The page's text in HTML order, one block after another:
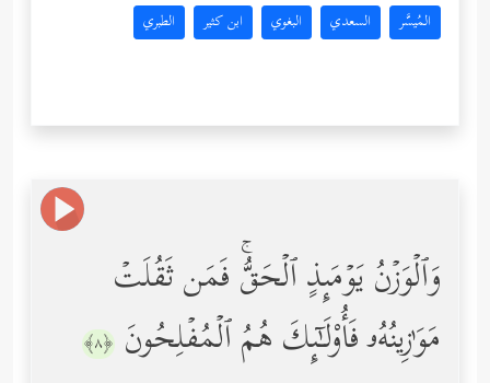
المُيسَّر السعدي البغوي ابن كثير الطبري
وَٱلۡوَزۡنُ یَوۡمَىِٕذٍ ٱلۡحَقُّۚ فَمَن ثَقُلَتۡ
مَوَ ٰ⁠زِینُهُۥ فَأُوْلَـٰۤىِٕكَ هُمُ ٱلۡمُفۡلِحُونَ ﴿٨﴾